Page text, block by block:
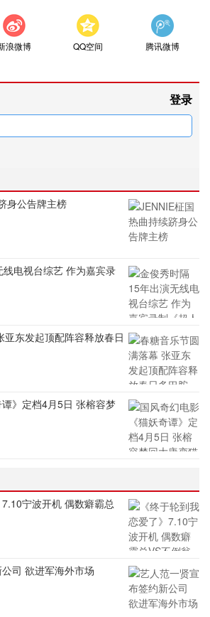
浪微博 QQ空间 腾讯微博
登录
身公告牌主榜
电视台综艺 作为嘉宾录
东发起顶配阵容释放春日
》定档4月5日 张榕容梦
7.10宁波开机 偶数癖霸总
司 欲进军海外市场